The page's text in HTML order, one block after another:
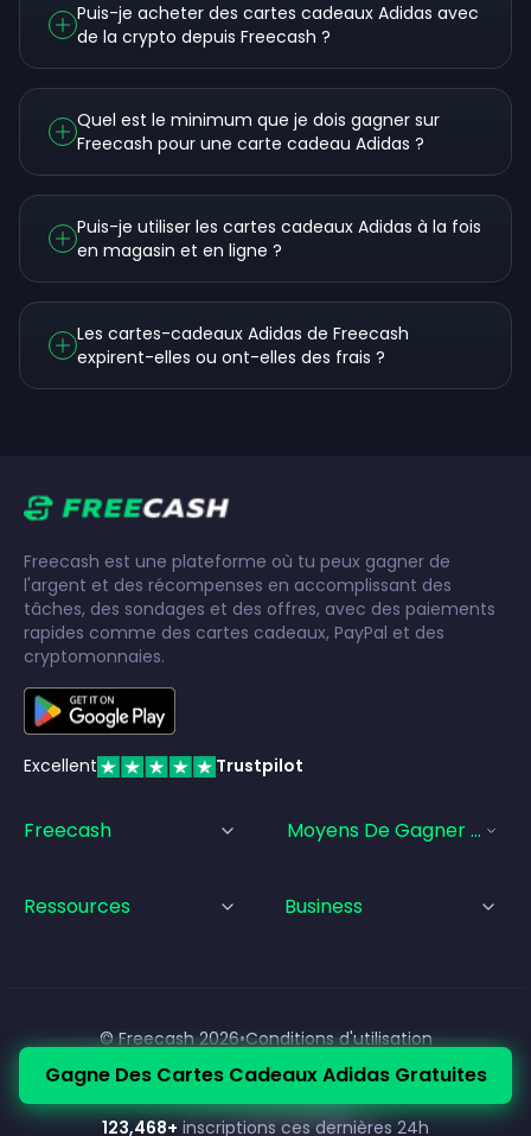
Puis-je acheter des cartes cadeaux Adidas avec
de la crypto depuis Freecash ?
Quel est le minimum que je dois gagner sur
Freecash pour une carte cadeau Adidas ?
Puis-je utiliser les cartes cadeaux Adidas à la fois
en magasin et en ligne ?
Les cartes-cadeaux Adidas de Freecash
expirent-elles ou ont-elles des frais ?
Gagne Des Cartes Cadeaux Adidas Gratuites
123,468+ inscriptions ces dernières 24h
Freecash est une plateforme où tu peux gagner de
l'argent et des récompenses en accomplissant des
tâches, des sondages et des offres, avec des paiements
rapides comme des cartes cadeaux, PayPal et des
cryptomonnaies.
Excellent Trustpilot
Freecash Moyens De Gagner De
Ressources Business
© Freecash2026•Conditions d'utilisation
Politique de confidentialité
Politique relative aux cookies
•Mentions légales